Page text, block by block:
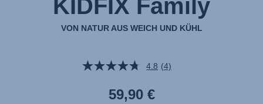
KIDFIX Family
VON NATUR AUS WEICH UND KÜHL
4.8 4
(4)
59,90 €